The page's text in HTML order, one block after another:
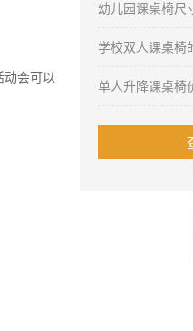
动会可以
幼儿园课桌椅尺
学校双人课桌椅
单人升降课桌椅